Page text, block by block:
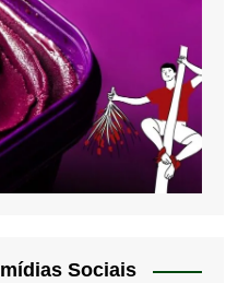
Sociais